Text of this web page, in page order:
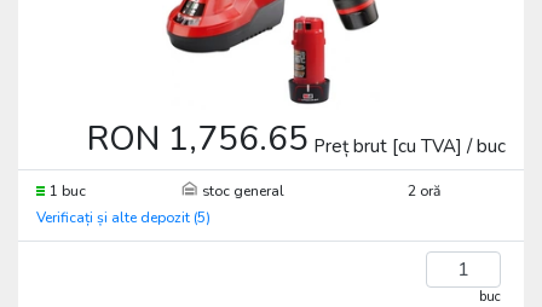
RON 1,756.65 Preț brut [cu TVA] / buc
1 buc stoc general
2 oră
Verificați și alte depozit (5)
buc